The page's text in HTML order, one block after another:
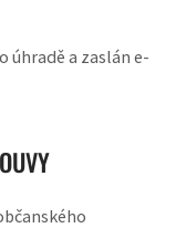
úhradě a zaslán e-